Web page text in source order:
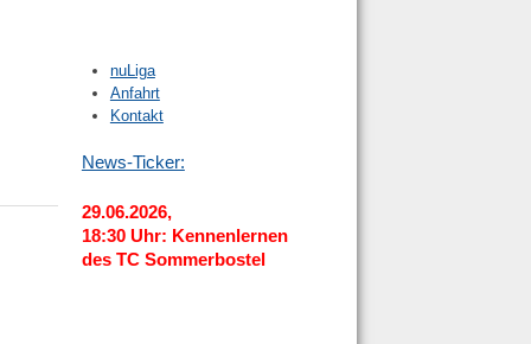
nuLiga
Anfahrt
Kontakt
News-Ticker:
29.06.2026,
18:30 Uhr: Kennenlernen
des TC Sommerbostel